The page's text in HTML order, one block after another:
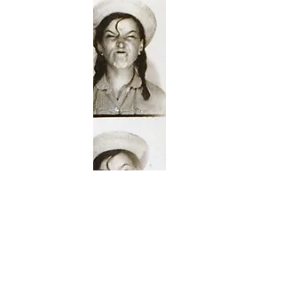
participa en exposicions col·lectives com
“Un cocodril sota el meu llit” comissariada
per Gisela Chillida(2025). També ha creat
curtmetratges com “Revival” (2024),
“Survival” (2023) i “Memorial” (2022),
galardonats a nivell internacional. Des del
2024 és resident de Roca Umbert amb el
projecte d’investigació “Nacionalitat
Espanyola”, projecte que ha estat